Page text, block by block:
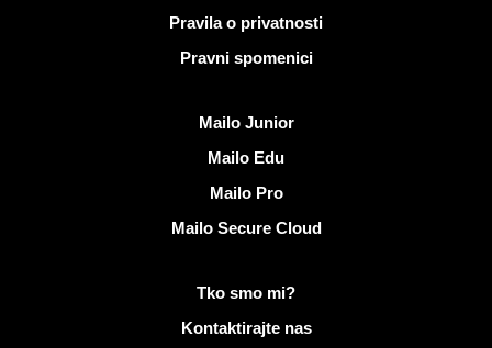
Pravila o privatnosti
Pravni spomenici
Mailo Junior
Mailo Edu
Mailo Pro
Mailo Secure Cloud
Više informacija na MailoTko smo mi?
Kontaktirajte nas